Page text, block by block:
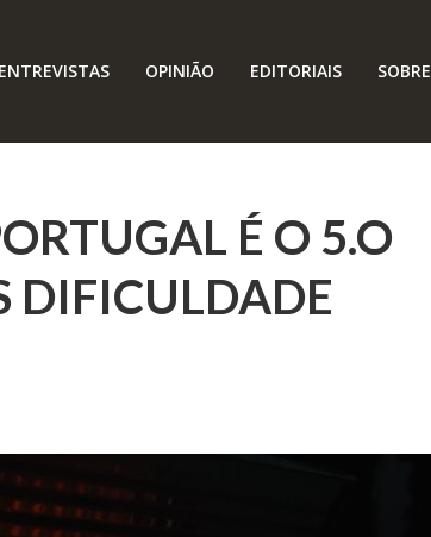
ENTREVISTAS OPINIÃO EDITORIAIS SOBRE
É O 5.O
DIFICULDADE